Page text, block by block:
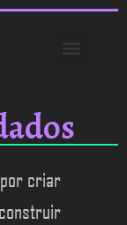
por criar